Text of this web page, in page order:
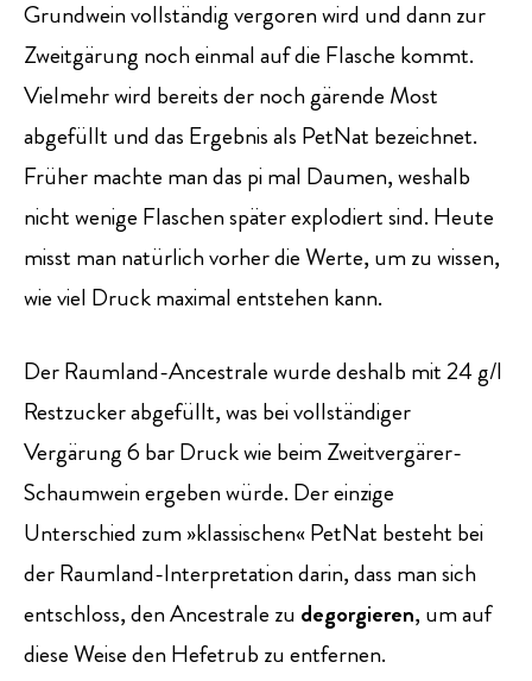
Grundwein vollständig vergoren wird und dann zur
Zweitgärung noch einmal auf die Flasche kommt.
Vielmehr wird bereits der noch gärende Most
abgefüllt und das Ergebnis als PetNat bezeichnet.
Früher machte man das pi mal Daumen, weshalb
nicht wenige Flaschen später explodiert sind. Heute
misst man natürlich vorher die Werte, um zu wissen,
wie viel Druck maximal entstehen kann.
Der Raumland-Ancestrale wurde deshalb mit 24 g/l
Restzucker abgefüllt, was bei vollständiger
Vergärung 6 bar Druck wie beim Zweitvergärer-
Schaumwein ergeben würde. Der einzige
Unterschied zum »klassischen« PetNat besteht bei
der Raumland-Interpretation darin, dass man sich
entschloss, den Ancestrale zu degorgieren, um auf
diese Weise den Hefetrub zu entfernen.